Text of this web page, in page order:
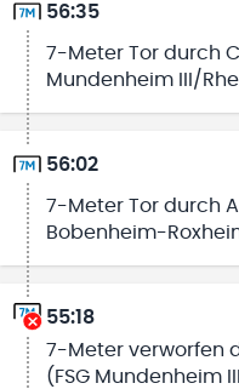
56:35
7-Meter Tor durch
Mundenheim III/
56:02
7-Meter Tor durch
Bobenheim-
55:18
7-Meter verworfen
(FSG Mundenheim